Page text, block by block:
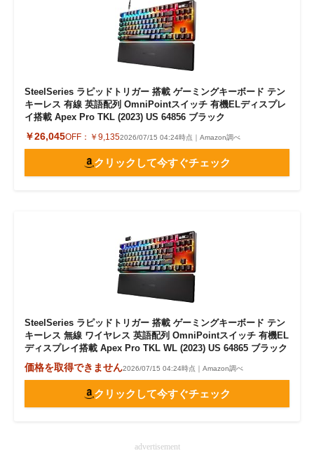
SteelSeries ラピッドトリガー 搭載 ゲーミングキーボード テン
キーレス 有線 英語配列 OmniPointスイッチ 有機ELディスプレ
イ搭載 Apex Pro TKL (2023) US 64856 ブラック
￥26,045OFF： ￥9,1352026/07/15 04:24時点｜Amazon調べ
クリックして今すぐチェック
SteelSeries ラピッドトリガー 搭載 ゲーミングキーボード テン
キーレス 無線 ワイヤレス 英語配列 OmniPointスイッチ 有機EL
ディスプレイ搭載 Apex Pro TKL WL (2023) US 64865 ブラック
価格を取得できません2026/07/15 04:24時点｜Amazon調べ
クリックして今すぐチェック
advertisement